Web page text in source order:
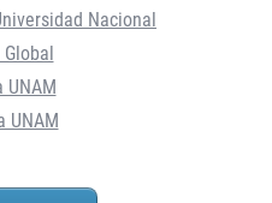
Nacional
UNAM
UNAM